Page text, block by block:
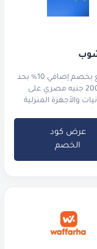
استمتع بخصم إضافي 10% بحد
أقصى 200 جنيه مصري على
والأجهزة المنزلية
عرض كود
الخصم